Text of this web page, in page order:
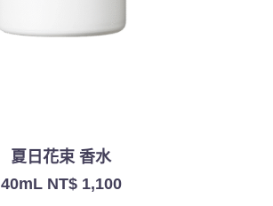
夏日花束 香水
40mL NT$ 1,100